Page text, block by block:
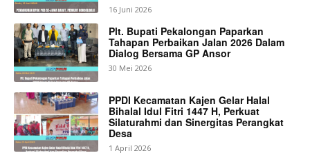
News Week
Magazine PRO
16 Juni 2026
Plt. Bupati Pekalongan Paparkan
Tahapan Perbaikan Jalan 2026 Dalam
Dialog Bersama GP Ansor
30 Mei 2026
PPDI Kecamatan Kajen Gelar Halal
Bihalal Idul Fitri 1447 H, Perkuat
Silaturahmi dan Sinergitas Perangkat
Desa
1 April 2026